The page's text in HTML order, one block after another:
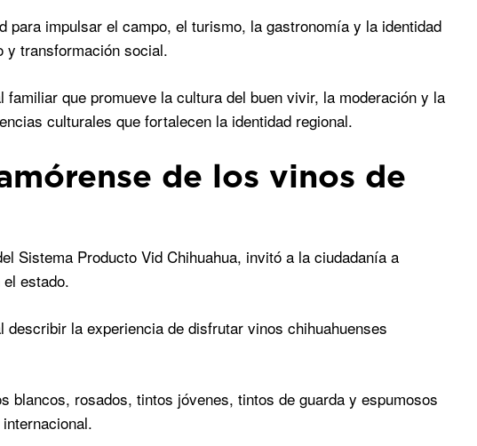
impulsar el campo, el turismo, la gastronomía y la identidad
y transformación social.
que promueve la cultura del buen vivir, la moderación y la
culturales que fortalecen la identidad regional.
de los vinos de
Sistema Producto Vid Chihuahua, invitó a la ciudadanía a
estado.
la experiencia de disfrutar vinos chihuahuenses
blancos, rosados, tintos jóvenes, tintos de guarda y espumosos